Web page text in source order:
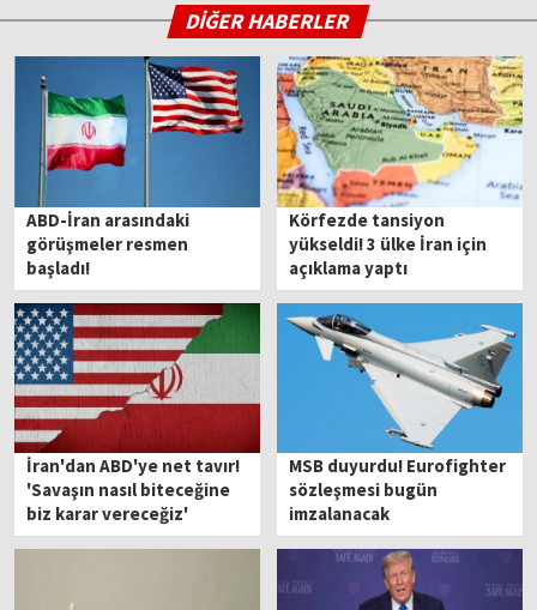
DİĞER HABERLER
ABD-İran arasındaki
görüşmeler resmen
başladı!
Körfezde tansiyon
yükseldi! 3 ülke İran için
açıklama yaptı
İran'dan ABD'ye net tavır!
'Savaşın nasıl biteceğine
biz karar vereceğiz'
MSB duyurdu! Eurofighter
sözleşmesi bugün
imzalanacak